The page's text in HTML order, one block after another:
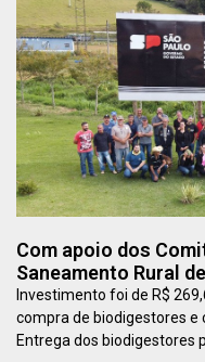
Com apoio dos
Saneamento Rural
Investimento foi de R$
compra de biodigestores
Entrega dos biodigestores